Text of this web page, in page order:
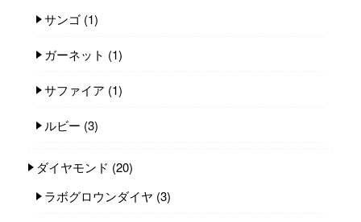
サンゴ (1)
ガーネット (1)
サファイア (1)
ルビー (3)
ダイヤモンド (20)
ラボグロウンダイヤ (3)